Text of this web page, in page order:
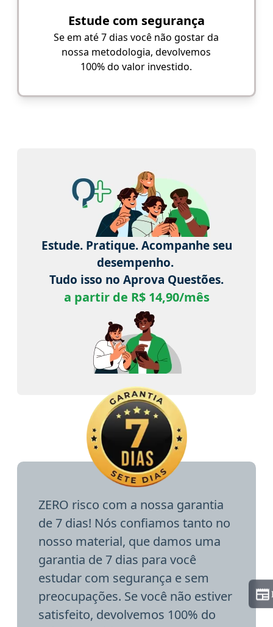
Estude com segurança
Se em até 7 dias você não gostar da
nossa metodologia, devolvemos
100% do valor investido.
Estude. Pratique. Acompanhe seu
desempenho.
Tudo isso no Aprova Questões.
a partir de R$ 14,90/mês
ZERO risco com a nossa garantia
de 7 dias! Nós confiamos tanto no
nosso material, que damos uma
garantia de 7 dias para você
estudar com segurança e sem
preocupações. Se você não estiver
satisfeito, devolvemos 100% do